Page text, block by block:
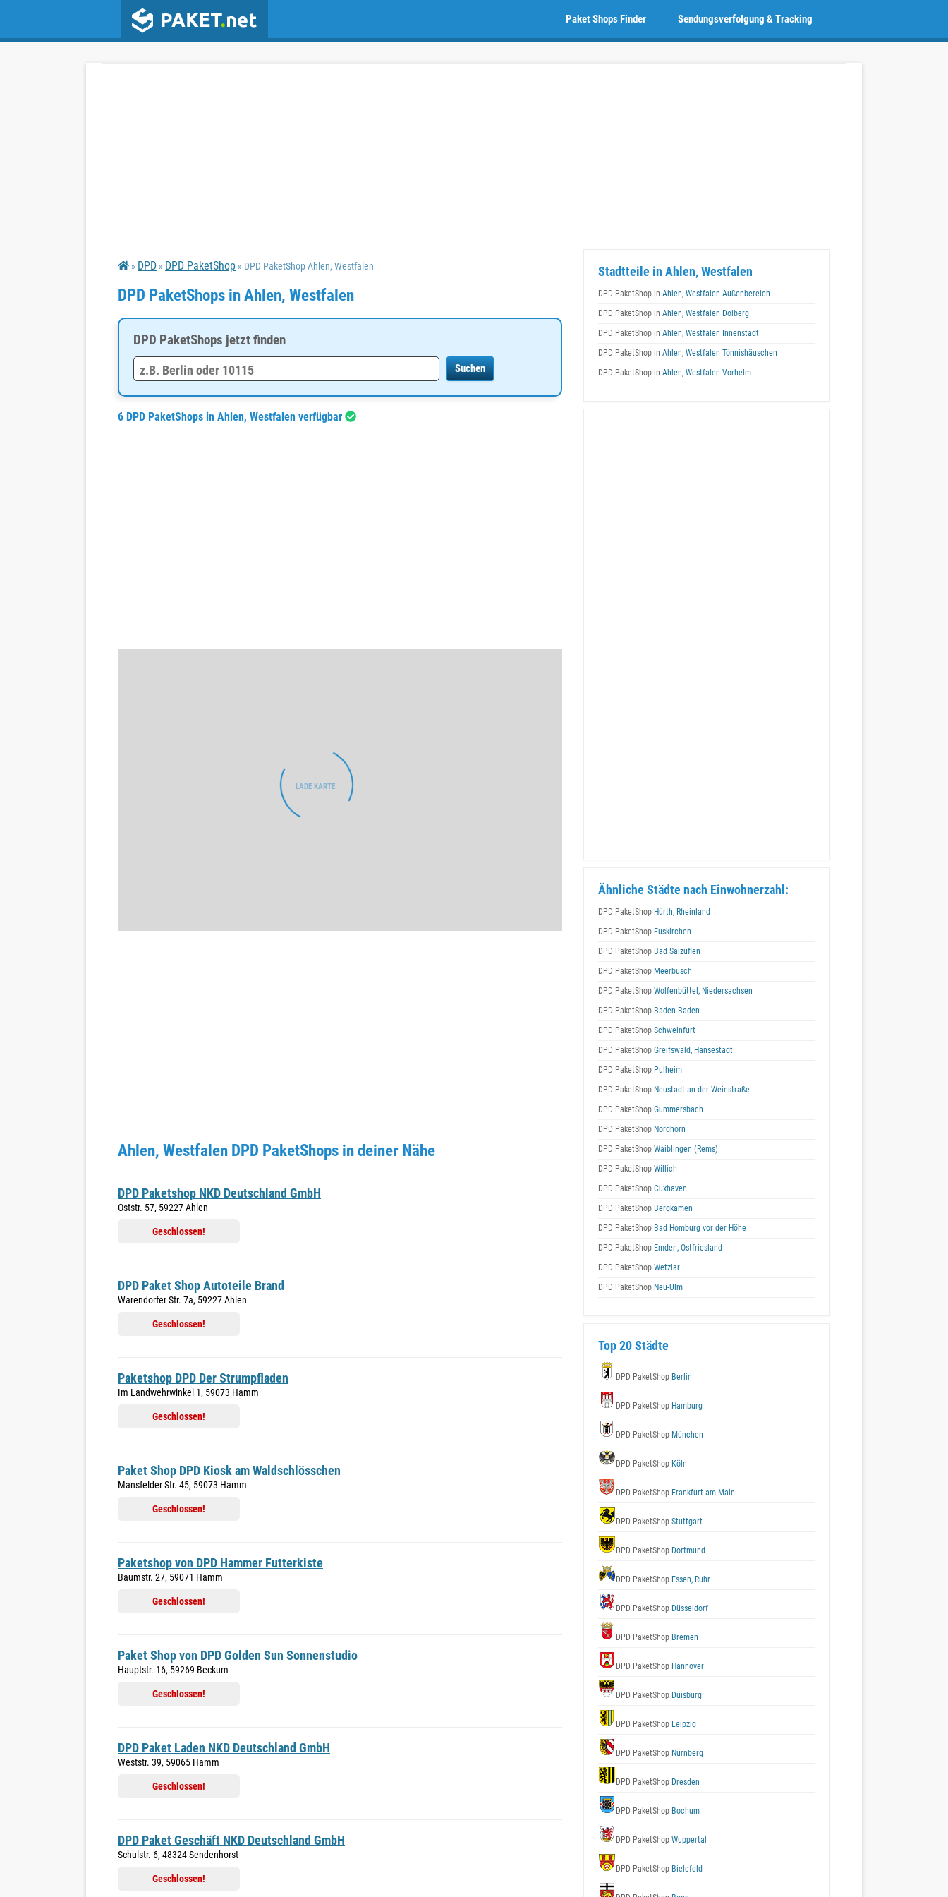
Sendungsverfolgung & Tracking
Paket Shops Finder
» DPD » DPD PaketShop » DPD PaketShop Ahlen, Westfalen
DPD PaketShops in Ahlen, Westfalen
DPD PaketShops jetzt finden
6 DPD PaketShops in Ahlen, Westfalen verfügbar
Ahlen, Westfalen DPD PaketShops in deiner Nähe
DPD Paketshop NKD Deutschland GmbH
Oststr. 57, 59227 Ahlen
Geschlossen!
DPD Paket Shop Autoteile Brand
Warendorfer Str. 7a, 59227 Ahlen
Geschlossen!
Paketshop DPD Der Strumpfladen
Im Landwehrwinkel 1, 59073 Hamm
Geschlossen!
Paket Shop DPD Kiosk am Waldschlösschen
Mansfelder Str. 45, 59073 Hamm
Geschlossen!
Paketshop von DPD Hammer Futterkiste
Baumstr. 27, 59071 Hamm
Geschlossen!
Paket Shop von DPD Golden Sun Sonnenstudio
Hauptstr. 16, 59269 Beckum
Geschlossen!
DPD Paket Laden NKD Deutschland GmbH
Weststr. 39, 59065 Hamm
Geschlossen!
DPD Paket Geschäft NKD Deutschland GmbH
Schulstr. 6, 48324 Sendenhorst
Geschlossen!
Stadtteile in Ahlen, Westfalen
DPD PaketShop in Ahlen, Westfalen Außenbereich
DPD PaketShop in Ahlen, Westfalen Dolberg
DPD PaketShop in Ahlen, Westfalen Innenstadt
DPD PaketShop in Ahlen, Westfalen Tönnishäuschen
DPD PaketShop in Ahlen, Westfalen Vorhelm
Ähnliche Städte nach Einwohnerzahl:
DPD PaketShop Hürth, Rheinland
DPD PaketShop Euskirchen
DPD PaketShop Bad Salzuflen
DPD PaketShop Meerbusch
DPD PaketShop Wolfenbüttel, Niedersachsen
DPD PaketShop Baden-Baden
DPD PaketShop Schweinfurt
DPD PaketShop Greifswald, Hansestadt
DPD PaketShop Pulheim
DPD PaketShop Neustadt an der Weinstraße
DPD PaketShop Gummersbach
DPD PaketShop Nordhorn
DPD PaketShop Waiblingen (Rems)
DPD PaketShop Willich
DPD PaketShop Cuxhaven
DPD PaketShop Bergkamen
DPD PaketShop Bad Homburg vor der Höhe
DPD PaketShop Emden, Ostfriesland
DPD PaketShop Wetzlar
DPD PaketShop Neu-Ulm
Top 20 Städte
DPD PaketShop Berlin
DPD PaketShop Hamburg
DPD PaketShop München
DPD PaketShop Köln
DPD PaketShop Frankfurt am Main
DPD PaketShop Stuttgart
DPD PaketShop Dortmund
DPD PaketShop Essen, Ruhr
DPD PaketShop Düsseldorf
DPD PaketShop Bremen
DPD PaketShop Hannover
DPD PaketShop Duisburg
DPD PaketShop Leipzig
DPD PaketShop Nürnberg
DPD PaketShop Dresden
DPD PaketShop Bochum
DPD PaketShop Wuppertal
DPD PaketShop Bielefeld